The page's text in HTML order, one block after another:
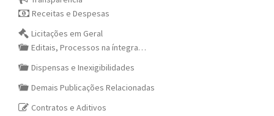
Receitas e Despesas
Licitações em Geral
Editais, Processos na íntegra…
Dispensas e Inexigibilidades
Demais Publicações Relacionadas
Contratos e Aditivos